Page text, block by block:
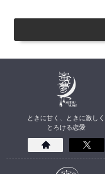
ときに甘く、ときに激しく
とろける恋愛